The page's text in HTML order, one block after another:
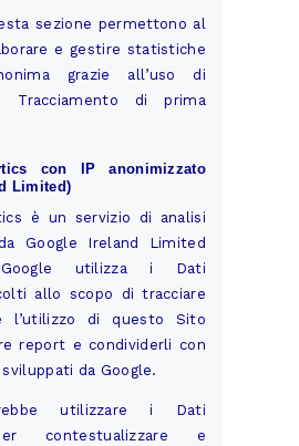
sezione permettono al
e gestire statistiche
grazie all’uso di
Tracciamento di prima
con IP anonimizzato
Limited)
è un servizio di analisi
Google Ireland Limited
Google utilizza i Dati
allo scopo di tracciare
l’utilizzo di questo Sito
report e condividerli con
da Google.
utilizzare i Dati
contestualizzare e